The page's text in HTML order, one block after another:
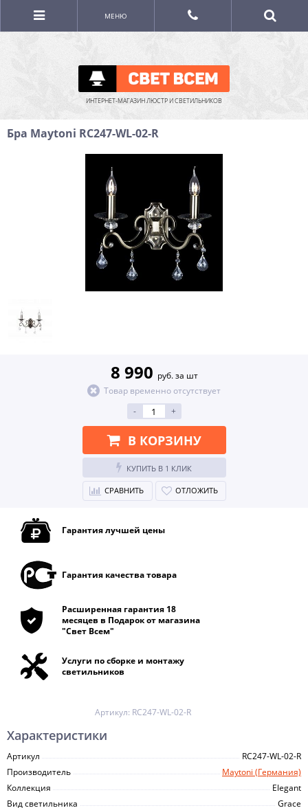
ИНТЕРНЕТ-МАГАЗИН ЛЮСТР И СВЕТИЛЬНИКОВ
МЕНЮ
Бра Maytoni RC247-WL-02-R
8 990 руб. за шт
Товар временно отсутствует
-
+
В КОРЗИНУ
КУПИТЬ В 1 КЛИК
СРАВНИТЬ ОТЛОЖИТЬ
Гарантия лучшей цены
Гарантия качества товара
Расширенная гарантия 18
месяцев в Подарок от магазина
"Свет Всем"
Услуги по сборке и монтажу
светильников
Артикул: RC247-WL-02-R
Характеристики
Артикул
RC247-WL-02-R
Производитель
Maytoni (Германия)
Коллекция
Elegant
Вид светильника
Grace